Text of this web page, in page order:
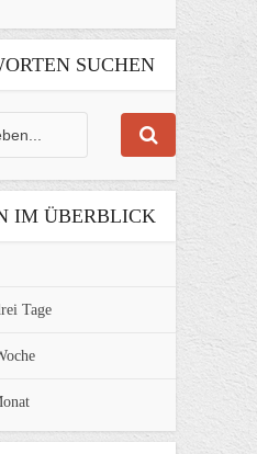
SUCHEN
IM ÜBERBLICK
Tage